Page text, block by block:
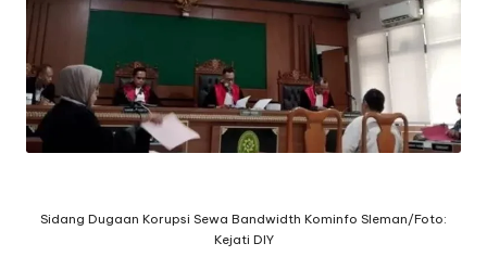
Sidang Dugaan Korupsi Sewa Bandwidth Kominfo Sleman/Foto:
Kejati DIY